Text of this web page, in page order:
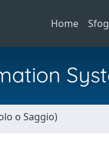
Home
o Saggio)